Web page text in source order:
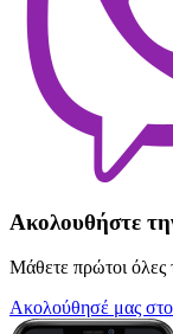
Ακολουθήστε
Μάθετε πρώτοι όλες
Ακολούθησέ μας